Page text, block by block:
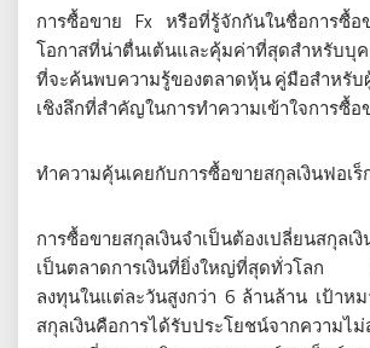
การซื้อขาย Fx หรือที่รู้จักกันในชื่อการซื้
โอกาสที่น่าตื่นเต้นและคุ้มค่าที่สุดสำหรับบุ
ที่จะค้นพบความรู้ของตลาดหุ้น คู่มือสำหรับ
เชิงลึกที่สำคัญในการทำความเข้าใจการซื้อ
ทำความคุ้นเคยกับการซื้อขายสกุลเงินฟอเร็
การซื้อขายสกุลเงินจำเป็นต้องเปลี่ยนสกุลเ
เป็นตลาดการเงินที่ยิ่งใหญ่ที่สุดทั่วโลก
ลงทุนในแต่ละวันสูงกว่า 6 ล้านล้าน เป้าห
สกุลเงินคือการได้รับประโยชน์จากความไ